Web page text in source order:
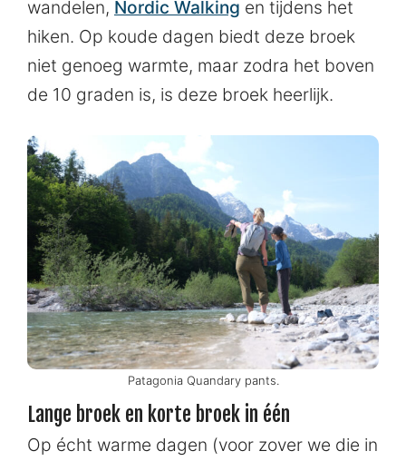
wandelen, Nordic Walking en tijdens het
hiken. Op koude dagen biedt deze broek
niet genoeg warmte, maar zodra het boven
de 10 graden is, is deze broek heerlijk.
Patagonia Quandary pants.
Lange broek en korte broek in één
Op écht warme dagen (voor zover we die in